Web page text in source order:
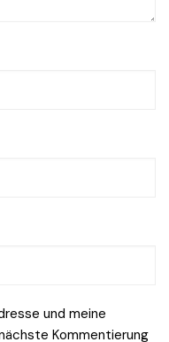
und meine
Kommentierung